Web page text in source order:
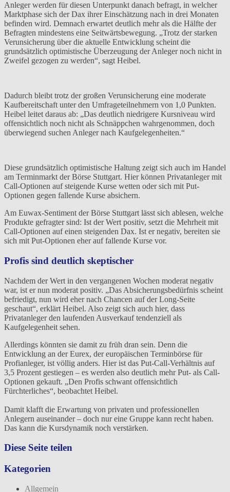
Anleger werden für diesen Unterpunkt danach befragt, in welcher
Marktphase sich der Dax ihrer Einschätzung nach in drei Monaten
befinden wird. Demnach erwartet deutlich mehr als die Hälfte der
Befragten mindestens eine Seitwärtsbewegung. „Trotz der starken
Verunsicherung über die aktuelle Entwicklung scheint die
grundsätzlich optimistische Überzeugung der Anleger noch nicht in
Zweifel gezogen zu werden“, sagt Heibel.
Dadurch bleibt trotz der großen Verunsicherung eine moderate
Kaufbereitschaft unter den Umfrageteilnehmern von 1,0 Punkten.
Heibel leitet daraus ab: „Das deutlich niedrigere Kursniveau wird
offensichtlich noch nicht als Schnäppchen wahrgenommen, doch
überwiegend suchen Anleger nach Kaufgelegenheiten.“
Diese grundsätzlich optimistische Haltung zeigt sich auch im Handel
am Terminmarkt der Börse Stuttgart. Hier können Privatanleger mit
Call-Optionen auf steigende Kurse wetten oder sich mit Put-
Optionen gegen fallende Kurse absichern.
Am Euwax-Sentiment der Börse Stuttgart lässt sich ablesen, welche
Produkte gefragter sind: Ist der Wert positiv, setzt die Mehrheit mit
Call-Optionen auf einen steigenden Dax. Ist er negativ, bereiten sie
sich mit Put-Optionen eher auf fallende Kurse vor.
Profis sind deutlich skeptischer
Nachdem der Wert in den vergangenen Wochen moderat negativ
war, ist er nun moderat positiv. „Das Absicherungsbedürfnis scheint
befriedigt, nun wird eher nach Chancen auf der Long-Seite
geschaut“, erklärt Heibel. Also zeigt sich auch hier, dass
Privatanleger den laufenden Ausverkauf tendenziell als
Kaufgelegenheit sehen.
Allerdings könnten sie damit zu früh dran sein. Denn die
Entwicklung an der Eurex, der europäischen Terminbörse für
Profianleger, ist völlig anders. Hier ist das Put-Call-Verhältnis auf
3,5 Prozent gestiegen – es werden also deutlich mehr Put- als Call-
Optionen gekauft. „Den Profis schwant offensichtlich
Fürchterliches“, beobachtet Heibel.
Damit klafft die Erwartung von privaten und professionellen
Anlegern auseinander – doch nur eine Gruppe kann recht haben.
Das kann die Kursdynamik noch verstärken.
Diese Seite teilen
Kategorien
Allgemein